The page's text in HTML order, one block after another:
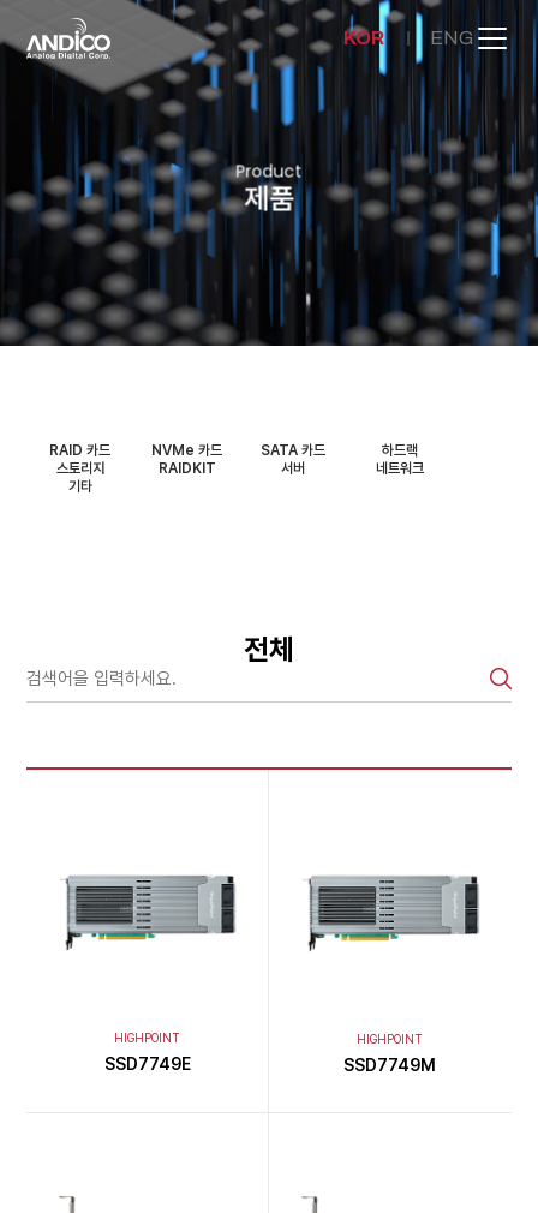
KOR ENG
회사소개
제품
뉴스룸
Product
제품
RAID 카드 NVMe 카드 SATA 카드
하드랙
스토리지
RAIDKIT 서버
네트워크
기타
전체
HIGHPOINT
SSD7749E
HIGHPOINT
SSD7749M